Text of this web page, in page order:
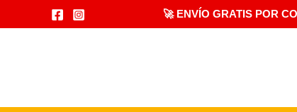
al
🚀 ENVÍO GRATIS POR